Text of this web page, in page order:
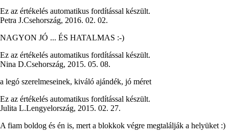
Ez az értékelés automatikus fordítással készült.
Petra J.Csehország, 2016. 02. 02.
NAGYON JÓ ... ÉS HATALMAS :-)
Ez az értékelés automatikus fordítással készült.
Nina D.Csehország, 2015. 05. 08.
a legó szerelmeseinek, kiváló ajándék, jó méret
Ez az értékelés automatikus fordítással készült.
Julita L.Lengyelország, 2015. 02. 27.
A fiam boldog és én is, mert a blokkok végre megtalálják a helyüket :)